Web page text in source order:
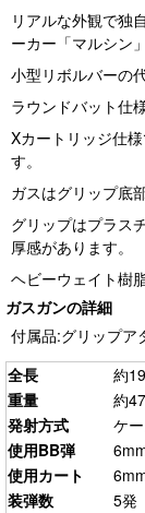
リアルな外観で独
ーカー「マルシン」
小型リボルバーの
ラウンドバット仕
Xカートリッジ仕
す。
ガスはグリップ底
グリップはプラス
厚感があります。
ヘビーウェイト樹
ガスガンの詳細
付属品:グリップア
全長
約
重量
約
発射方式
ケ
使用BB弾
使用カート
装弾数
5発